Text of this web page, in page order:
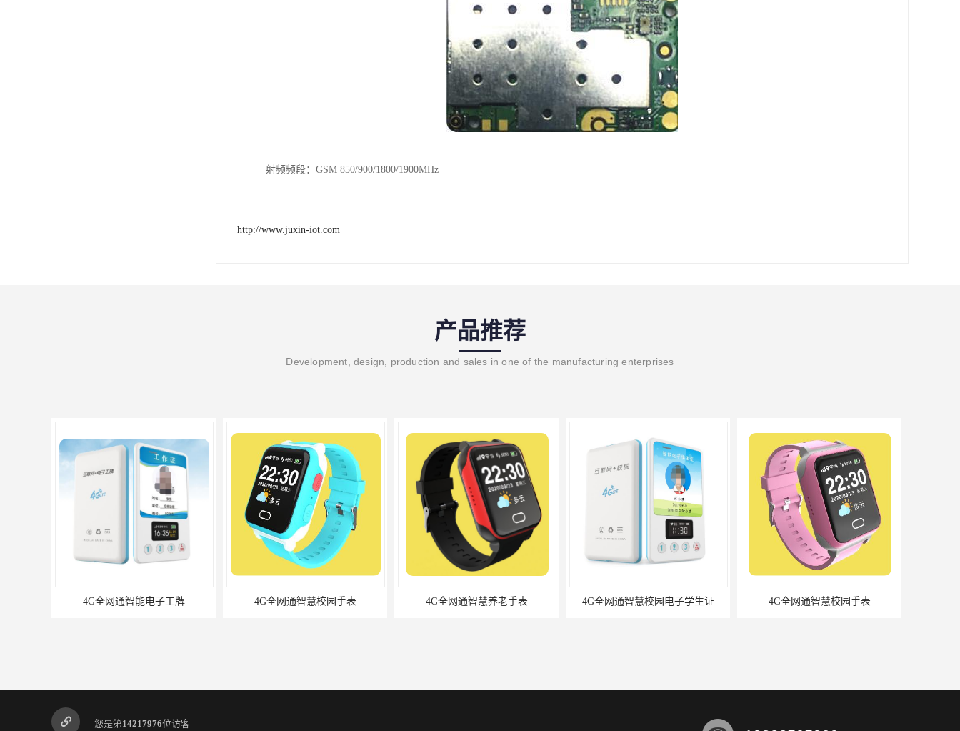
射频频段：GSM 850/900/1800/1900MHz
http://www.juxin-iot.com
产品推荐
Development, design, production and sales in one of the manufacturing enterprises
4G全网通智慧校园手表 4G全网通智慧养老手表 4G全网通智慧校园电子学生证 4G全网通智慧校园手表 4G全网通智慧养老手环
您是第14217976位访客